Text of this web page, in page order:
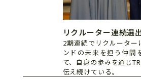
リクルーター連続選
2期連続でリクルーター
ンドの未来を担う仲間
て、自身の歩みを通じ
伝え続けている。